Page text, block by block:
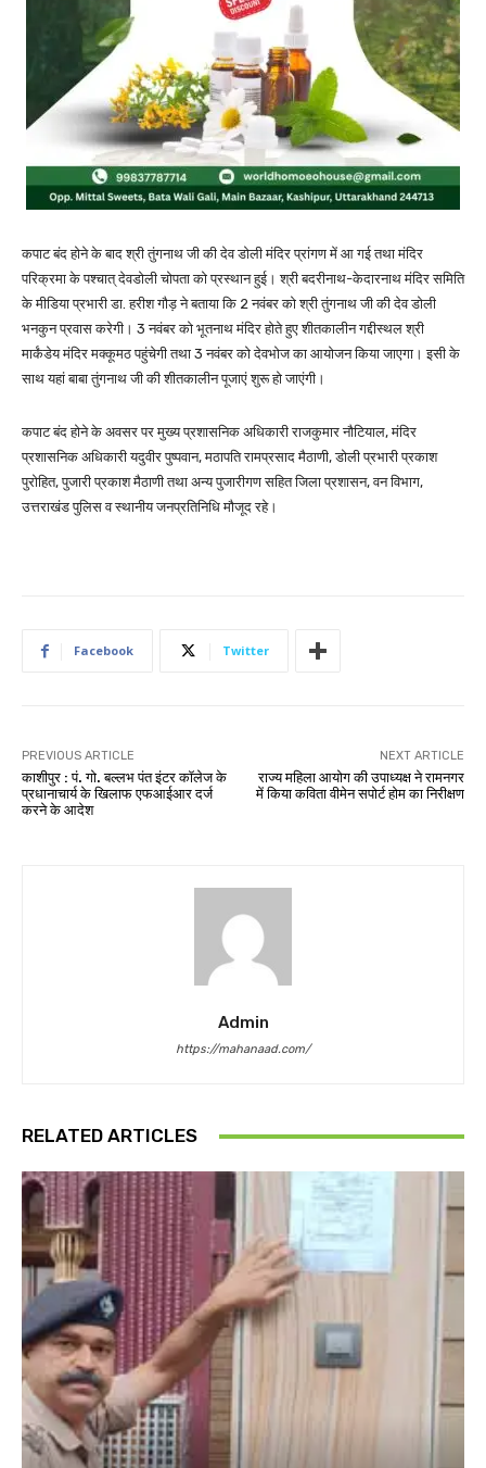
कपाट बंद होने के बाद श्री तुंगनाथ जी की देव डोली मंदिर प्रांगण में आ गई तथा मंदिर
परिक्रमा के पश्चात् देवडोली चोपता को प्रस्थान हुई। श्री बदरीनाथ-केदारनाथ मंदिर समिति
के मीडिया प्रभारी डा. हरीश गौड़ ने बताया कि 2 नवंबर को श्री तुंगनाथ जी की देव डोली
भनकुन प्रवास करेगी। 3 नवंबर को भूतनाथ मंदिर होते हुए शीतकालीन गद्दीस्थल श्री
मार्कंडेय मंदिर मक्कूमठ पहुंचेगी तथा 3 नवंबर को देवभोज का आयोजन किया जाएगा। इसी के
साथ यहां बाबा तुंगनाथ जी की शीतकालीन पूजाएं शुरू हो जाएंगी।
कपाट बंद होने के अवसर पर मुख्य प्रशासनिक अधिकारी राजकुमार नौटियाल, मंदिर
प्रशासनिक अधिकारी यदुवीर पुष्पवान, मठापति रामप्रसाद मैठाणी, डोली प्रभारी प्रकाश
पुरोहित, पुजारी प्रकाश मैठाणी तथा अन्य पुजारीगण सहित जिला प्रशासन, वन विभाग,
उत्तराखंड पुलिस व स्थानीय जनप्रतिनिधि मौजूद रहे।
Facebook Twitter
PREVIOUS ARTICLE
काशीपुर : पं. गो. बल्लभ पंत इंटर कॉलेज के
प्रधानाचार्य के खिलाफ एफआईआर दर्ज
करने के आदेश
NEXT ARTICLE
राज्य महिला आयोग की उपाध्यक्ष ने रामनगर
में किया कविता वीमेन सपोर्ट होम का निरीक्षण
Admin
https://mahanaad.com/
RELATED ARTICLES